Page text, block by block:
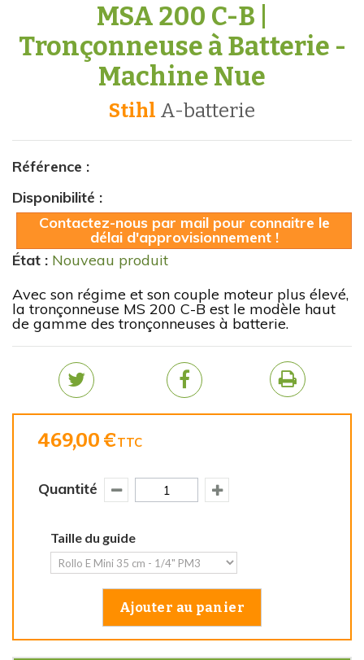
MSA 200 C-B |
Tronçonneuse à Batterie -
Machine Nue
Stihl a-batterie
Référence :
Disponibilité :
Contactez-nous par mail pour connaitre le
délai d'approvisionnement !
État : Nouveau produit
Avec son régime et son couple moteur plus élevé,
la tronçonneuse MS 200 C-B est le modèle haut
de gamme des tronçonneuses à batterie.
469,00 €TTC
Quantité
Ajouter au panier